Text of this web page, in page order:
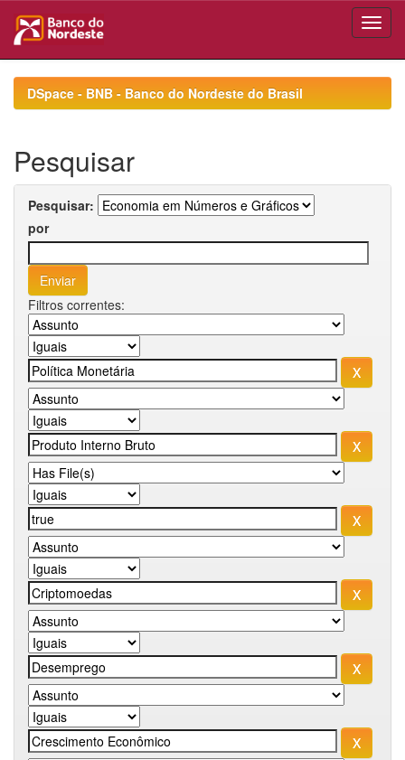
navigationDSpace - BNB - Banco do Nordeste do Brasil
Pesquisar
Pesquisar:
por
Filtros correntes: